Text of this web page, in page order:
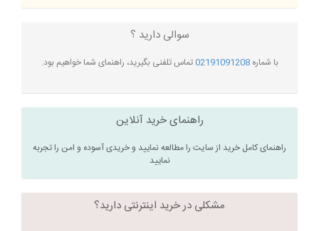
سوالی دارید ؟
با شماره02191091208تماس تلفنی بگیرید، راهنمای شما خواهیم بود.
راهنمای خرید آنلاین
راهنمای کامل خرید از سایت را مطالعه نمایید و خریدی آسوده و امن را تجربه
نمایید
مشکلی در خرید اینترنتی دارید؟